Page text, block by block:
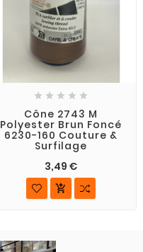
    
Cône 2743 M
Polyester Brun Foncé
6230-160 Couture &
Surfilage
3,49 €
